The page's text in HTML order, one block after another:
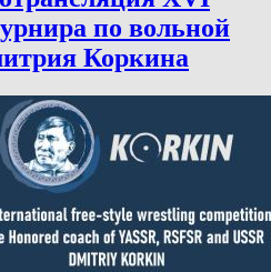
по вольной
Коркина